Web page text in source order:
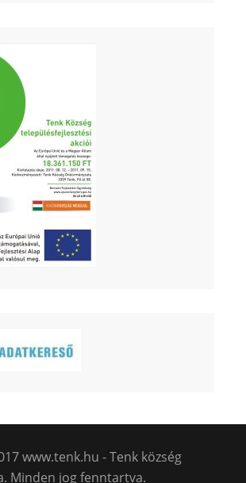
www.tenk.hu - Tenk község
Minden jog fenntartva.